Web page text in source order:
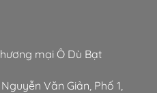
mại Ô Dù Bạt
Văn Giản, Phố 1,